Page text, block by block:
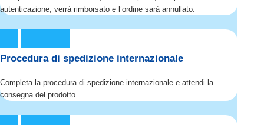
autenticazione, verrà rimborsato e l’ordine sarà annullato.
Procedura di spedizione internazionale
Completa la procedura di spedizione internazionale e attendi la
consegna del prodotto.